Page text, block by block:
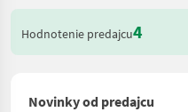
Hodnotenie predajcu4
Novinky od predajcu